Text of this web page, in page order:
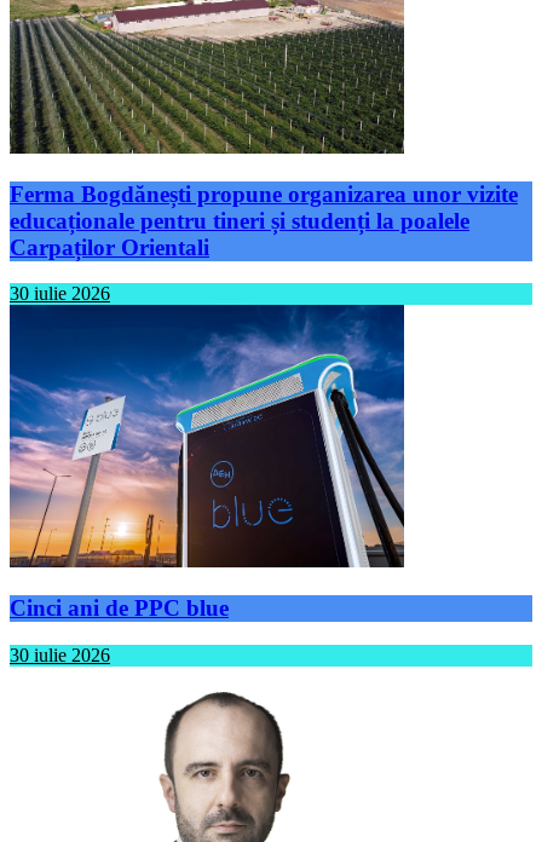
Ferma Bogdănești propune organizarea unor vizite
educaționale pentru tineri și studenți la poalele
Carpaților Orientali
30 iulie 2026
Cinci ani de PPC blue
30 iulie 2026